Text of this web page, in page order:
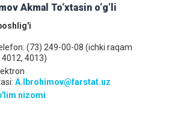
Akmal To‘xtasin o‘g‘li
(73) 249-00-08 (ichki raqam
4012, 4013)
A.Ibrohimov@farstat.uz
nizomi